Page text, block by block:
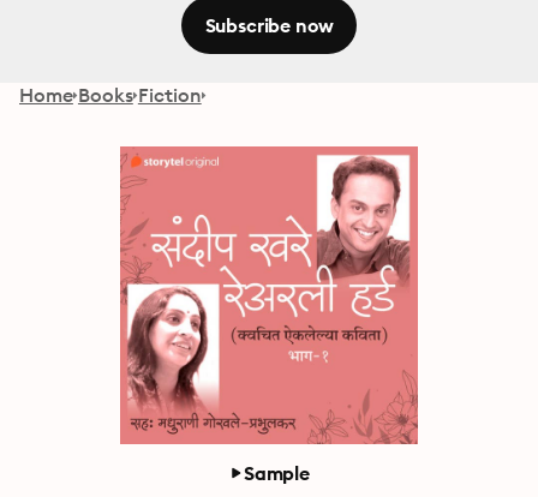
Subscribe now
Home Books Fiction
Sample